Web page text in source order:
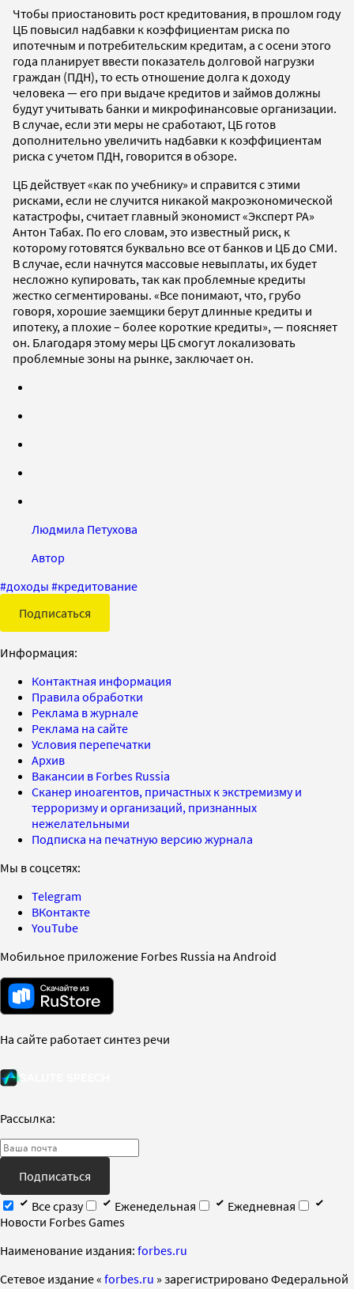
Чтобы приостановить рост кредитования, в прошлом году
ЦБ повысил надбавки к коэффициентам риска по
ипотечным и потребительским кредитам, а с осени этого
года планирует ввести показатель долговой нагрузки
граждан (ПДН), то есть отношение долга к доходу
человека — его при выдаче кредитов и займов должны
будут учитывать банки и микрофинансовые организации.
В случае, если эти меры не сработают, ЦБ готов
дополнительно увеличить надбавки к коэффициентам
риска с учетом ПДН, говорится в обзоре.
ЦБ действует «как по учебнику» и справится с этими
рисками, если не случится никакой макроэкономической
катастрофы, считает главный экономист «Эксперт РА»
Антон Табах. По его словам, это известный риск, к
которому готовятся буквально все от банков и ЦБ до СМИ.
В случае, если начнутся массовые невыплаты, их будет
несложно купировать, так как проблемные кредиты
жестко сегментированы. «Все понимают, что, грубо
говоря, хорошие заемщики берут длинные кредиты и
ипотеку, а плохие – более короткие кредиты», — поясняет
он. Благодаря этому меры ЦБ смогут локализовать
проблемные зоны на рынке, заключает он.
Людмила Петухова
Автор
#доходы #кредитование
Подписаться
Информация:
Контактная информация
Правила обработки
Реклама в журнале
Реклама на сайте
Условия перепечатки
Архив
Вакансии в Forbes Russia
Сканер иноагентов, причастных к экстремизму и
терроризму и организаций, признанных
нежелательными
Подписка на печатную версию журнала
Мы в соцсетях:
Telegram
ВКонтакте
YouTube
Мобильное приложение Forbes Russia на Android
На сайте работает синтез речи
Рассылка:
Подписаться
Все сразу
Еженедельная
Ежедневная
Новости Forbes Games
Наименование издания: forbes.ru
Cетевое издание « forbes.ru » зарегистрировано Федеральной